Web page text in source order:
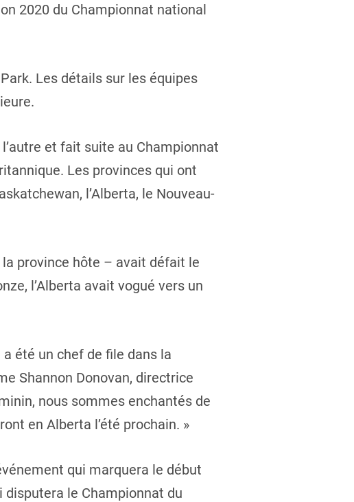
2020 du Championnat national
Les détails sur les équipes
et fait suite au Championnat
Les provinces qui ont
l’Alberta, le Nouveau-
province hôte – avait défait le
l’Alberta avait vogué vers un
été un chef de file dans la
Shannon Donovan, directrice
nous sommes enchantés de
en Alberta l’été prochain. »
qui marquera le début
disputera le Championnat du